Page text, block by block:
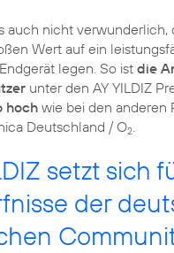
auch nicht verwunderlich,
Wert auf ein
legen. So ist die
unter den AY YILDIZ
hoch wie bei den anderen
Deutschland / O2
setzt sich
der